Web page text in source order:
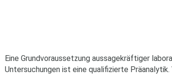
Eine Grundvoraussetzung aussagekräftiger
Untersuchungen ist eine qualifizierte